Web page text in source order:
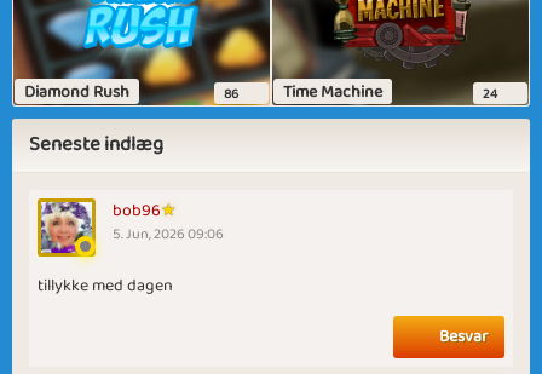
Diamond Rush 86 Time Machine 24
Seneste indlæg
bob96
5. Jun, 2026 09:06
tillykke med dagen
Besvar